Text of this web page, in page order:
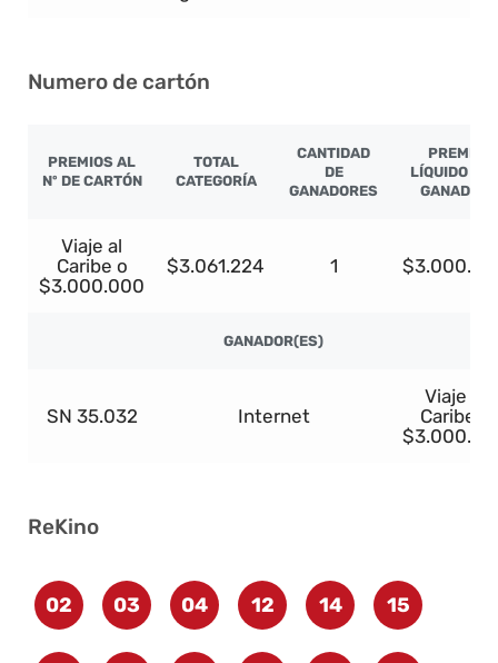
Numero de cartón
PREMIOS AL
Nº DE CARTÓN
TOTAL
CATEGORÍA
CANTIDAD
DE
GANADORES
PREMIO
LÍQUIDO
GANADOR
Viaje al
Caribe o
$3.000.000
$3.061.224 1
GANADOR(ES)
SN 35.032 Internet
Viaje al
Caribe o
ReKino
02 03 04 12 14 15